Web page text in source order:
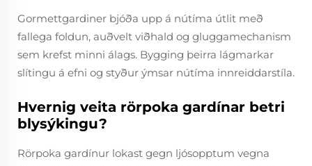
Gormettgardiner bjóða upp á nútíma útlit með
fallega foldun, auðvelt viðhald og gluggamechanism
sem krefst minni álags. Bygging þeirra lágmarkar
slítingu á efni og styður ýmsar nútíma innreiddarstíla.
Hvernig veita rörpoka gardínar betri
blysýkingu?
Rörpoka gardínur lokast gegn ljósopptum vegna